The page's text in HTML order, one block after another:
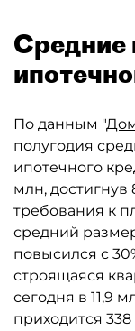
Средние
По данным "
полугодия
ипотечного
млн, достигнув
требования к
средний
повысился с
строящаяся
сегодня в 11,9
приходится